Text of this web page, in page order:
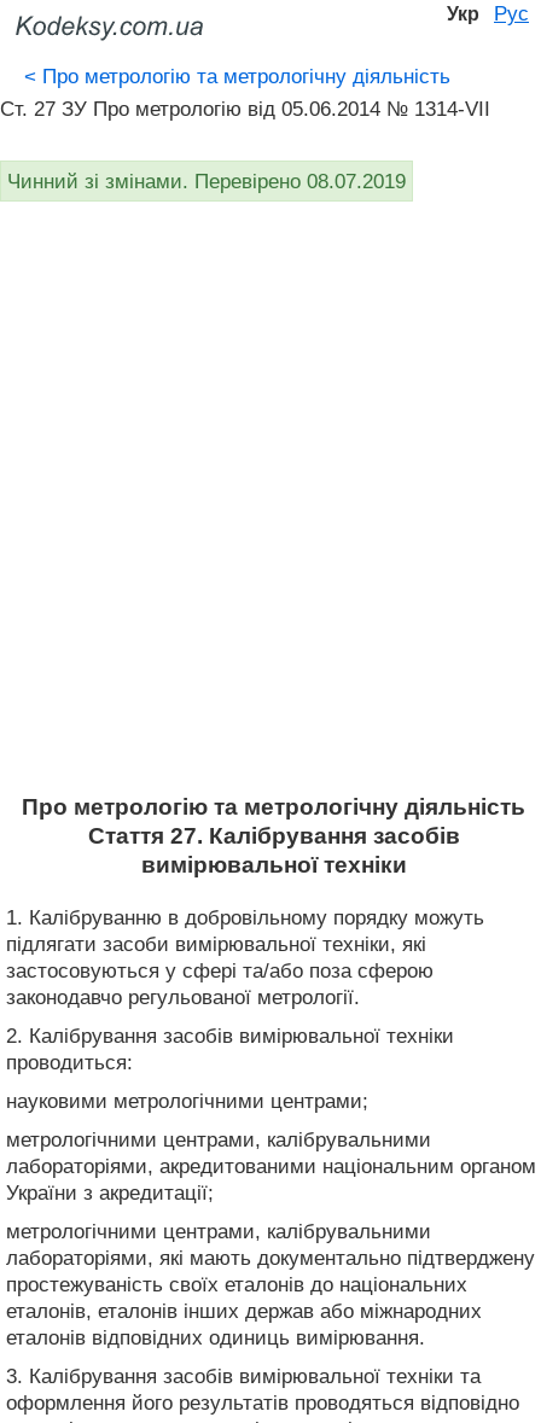
Укр Рус
< Про метрологію та метрологічну діяльність
Ст. 27 ЗУ Про метрологію від 05.06.2014 № 1314-VII
Чинний зі змінами. Перевірено 08.07.2019
Про метрологію та метрологічну діяльність
Стаття 27. Калібрування засобів
вимірювальної техніки
1. Калібруванню в добровільному порядку можуть
підлягати засоби вимірювальної техніки, які
застосовуються у сфері та/або поза сферою
законодавчо регульованої метрології.
2. Калібрування засобів вимірювальної техніки
проводиться:
науковими метрологічними центрами;
метрологічними центрами, калібрувальними
лабораторіями, акредитованими національним органом
України з акредитації;
метрологічними центрами, калібрувальними
лабораторіями, які мають документально підтверджену
простежуваність своїх еталонів до національних
еталонів, еталонів інших держав або міжнародних
еталонів відповідних одиниць вимірювання.
3. Калібрування засобів вимірювальної техніки та
оформлення його результатів проводяться відповідно